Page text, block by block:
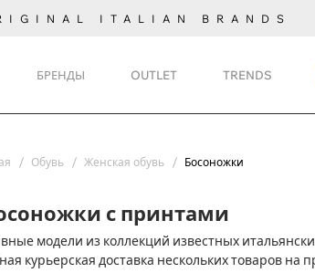
ITALIAN BRANDS
БРЕНДЫ OUTLET TRENDS
Обувь Женская обувь Босоножки
с принтами
модели из коллекций известных
курьерская доставка нескольких товаров на